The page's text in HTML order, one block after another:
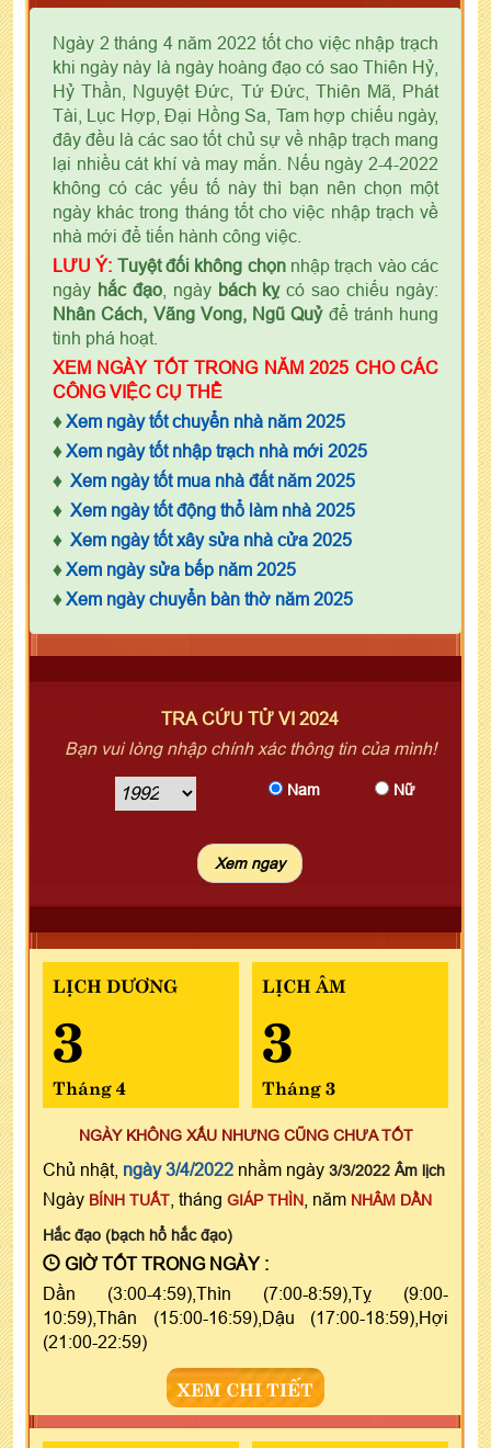
Ngày 2 tháng 4 năm 2022 tốt cho việc nhập trạch
khi ngày này là ngày hoàng đạo có sao Thiên Hỷ,
Hỷ Thần, Nguyệt Đức, Tứ Đức, Thiên Mã, Phát
Tài, Lục Hợp, Đại Hồng Sa, Tam hợp chiếu ngày,
đây đều là các sao tốt chủ sự về nhập trạch mang
lại nhiều cát khí và may mắn. Nếu ngày 2-4-2022
không có các yếu tố này thì bạn nên chọn một
ngày khác trong tháng tốt cho việc nhập trạch về
nhà mới để tiến hành công việc.
LƯU Ý: Tuyệt đối không chọnnhập trạch vào các
ngày hắc đạo, ngày bách kỵcó sao chiếu ngày:
Nhân Cách, Vãng Vong, Ngũ Quỷđể tránh hung
tinh phá hoạt.
XEM NGÀY TỐT TRONG NĂM 2025 CHO CÁC
CÔNG VIỆC CỤ THỂ
♦ Xem ngày tốt chuyển nhà năm 2025
♦ Xem ngày tốt nhập trạch nhà mới 2025
♦ Xem ngày tốt mua nhà đất năm 2025
♦ Xem ngày tốt động thổ làm nhà 2025
♦ Xem ngày tốt xây sửa nhà cửa 2025
♦ Xem ngày sửa bếp năm 2025
♦ Xem ngày chuyển bàn thờ năm 2025
TRA CỨU TỬ VI 2024
Bạn vui lòng nhập chính xác thông tin của mình!
Nam Nữ
LỊCH DƯƠNG
3
Tháng 4
LỊCH ÂM
3
Tháng 3
NGÀY KHÔNG XẤU NHƯNG CŨNG CHƯA TỐT
Chủ nhật, ngày 3/4/2022 nhằm ngày 3/3/2022 Âm lịch
Ngày BÍNH TUẤT , tháng GIÁP THÌN , năm NHÂM DẦN
Hắc đạo (bạch hổ hắc đạo)
GIỜ TỐT TRONG NGÀY :
Dần (3:00-4:59),Thìn (7:00-8:59),Tỵ (9:00-
10:59),Thân (15:00-16:59),Dậu (17:00-18:59),Hợi
(21:00-22:59)
XEM CHI TIẾT